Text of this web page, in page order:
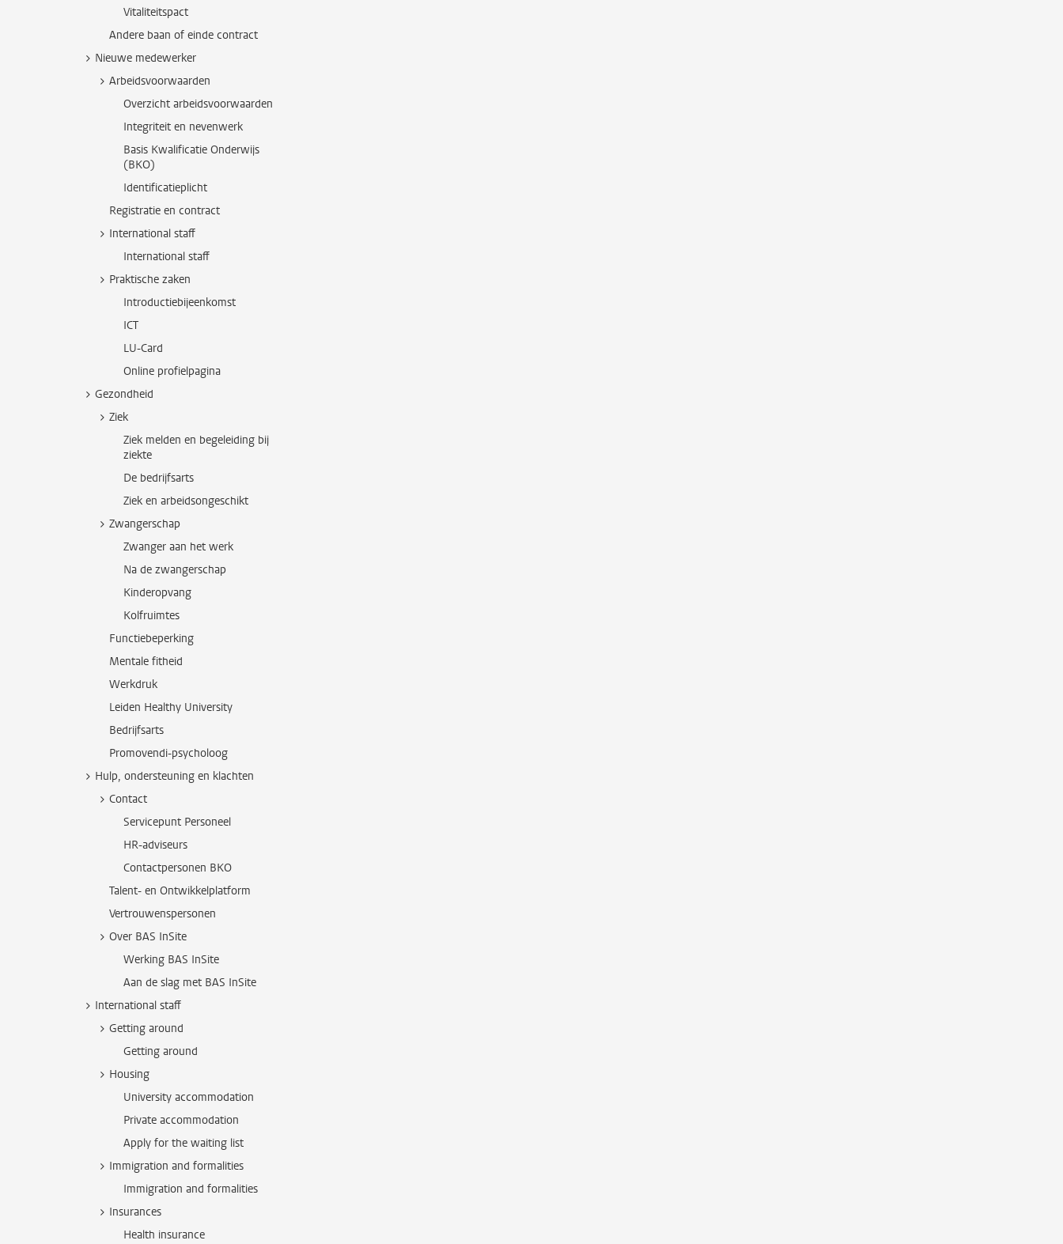
Vitaliteitspact
Andere baan of einde contract
Nieuwe medewerker
Arbeidsvoorwaarden
Overzicht arbeidsvoorwaarden
Integriteit en nevenwerk
Basis Kwalificatie Onderwijs
(BKO)
Identificatieplicht
Registratie en contract
International staff
International staff
Praktische zaken
Introductiebijeenkomst
ICT
LU-Card
Online profielpagina
Gezondheid
Ziek
Ziek melden en begeleiding bij
ziekte
De bedrijfsarts
Ziek en arbeidsongeschikt
Zwangerschap
Zwanger aan het werk
Na de zwangerschap
Kinderopvang
Kolfruimtes
Functiebeperking
Mentale fitheid
Werkdruk
Leiden Healthy University
Bedrijfsarts
Promovendi-psycholoog
Hulp, ondersteuning en klachten
Contact
Servicepunt Personeel
HR-adviseurs
Contactpersonen BKO
Talent- en Ontwikkelplatform
Vertrouwenspersonen
Over BAS InSite
Werking BAS InSite
Aan de slag met BAS InSite
International staff
Getting around
Getting around
Housing
University accommodation
Private accommodation
Apply for the waiting list
Immigration and formalities
Immigration and formalities
Insurances
Health insurance